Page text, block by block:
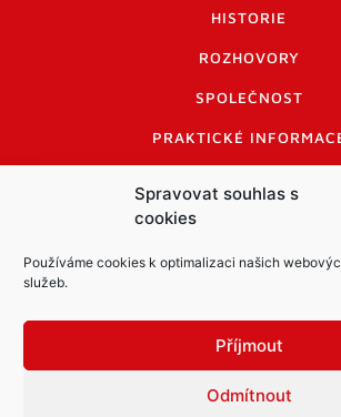
Spravovat souhlas s
cookies
Používáme cookies k optimalizaci našich
služeb.
Příjmout
Odmítnout
HISTORIE
ROZHOVORY
SPOLEČNOST
PRAKTICKÉ
INFORMACE A KODEX
LOGO A LOGO MANUÁL
Informace o zpracování osobních